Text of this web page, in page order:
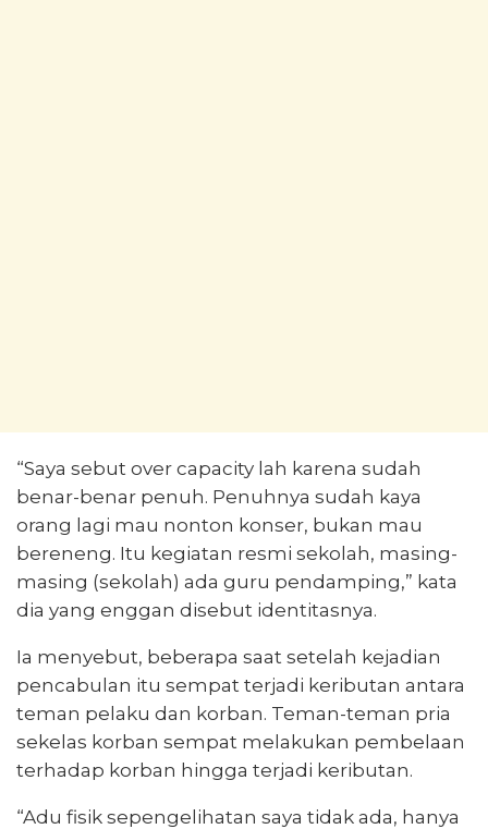
“Saya sebut over capacity lah karena sudah
benar-benar penuh. Penuhnya sudah kaya
orang lagi mau nonton konser, bukan mau
bereneng. Itu kegiatan resmi sekolah, masing-
masing (sekolah) ada guru pendamping,” kata
dia yang enggan disebut identitasnya.
Ia menyebut, beberapa saat setelah kejadian
pencabulan itu sempat terjadi keributan antara
teman pelaku dan korban. Teman-teman pria
sekelas korban sempat melakukan pembelaan
terhadap korban hingga terjadi keributan.
“Adu fisik sepengelihatan saya tidak ada, hanya